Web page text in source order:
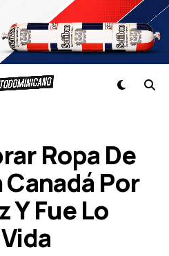
Ropa De
Por
Y Fue Lo